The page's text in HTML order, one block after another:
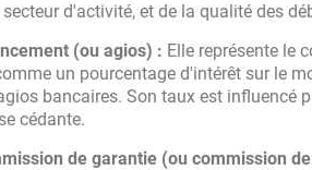
d'activité, et de la qualité des
(ou agios) : Elle représente le
un pourcentage d'intérêt sur le
bancaires. Son taux est influencé
cédante.
de garantie (ou commission